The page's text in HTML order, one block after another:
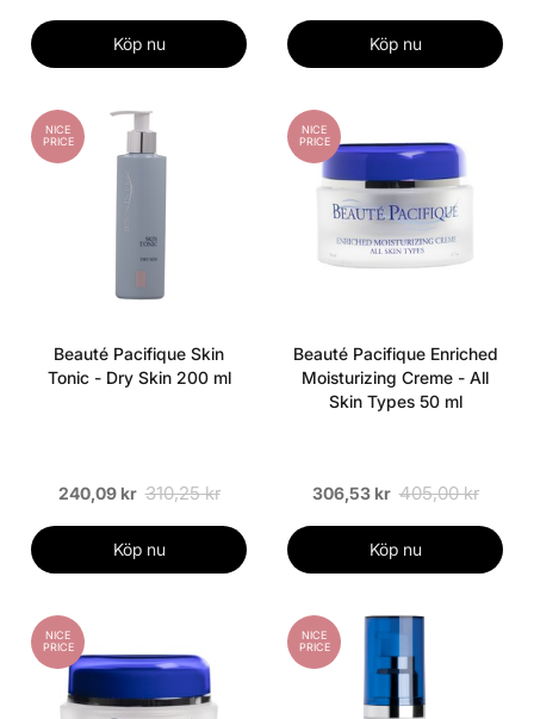
Köp nu Köp nu
NICE
PRICE
Beauté Pacifique Skin
Tonic - Dry Skin 200 ml
240,09 kr 310,25 kr
Köp nu
NICE
PRICE
Beauté Pacifique Enriched
Moisturizing Creme - All
Skin Types 50 ml
306,53 kr 405,00 kr
Köp nu
NICE
PRICE
NICE
PRICE